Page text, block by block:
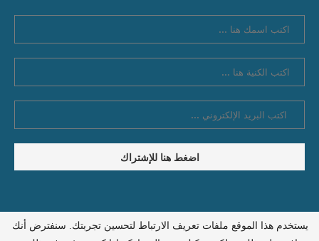
سياسة الخصوصية اتصل بنا
يستخدم هذا الموقع ملفات تعريف الارتباط لتحسين تجربتك. سنفترض أنك